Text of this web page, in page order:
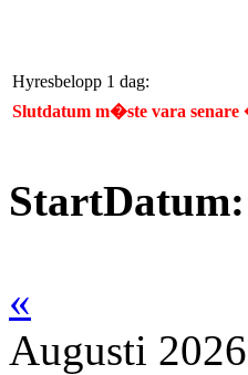
Hyresbelopp 1 dag:
Slutdatum m�ste vara
StartDatum:
«
Augusti 2026